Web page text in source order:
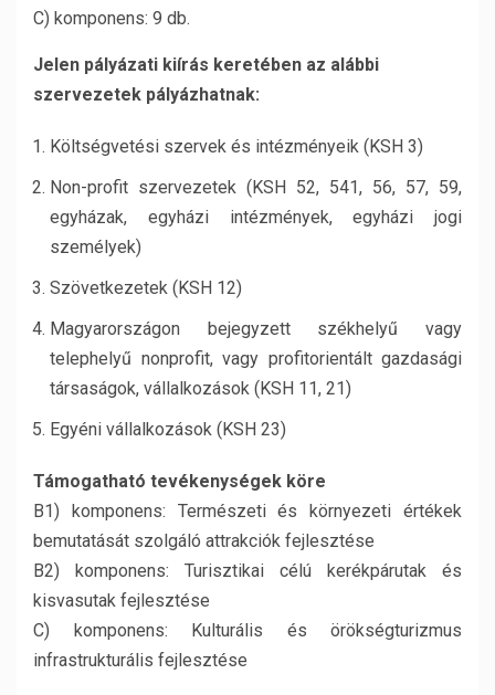
C) komponens: 9 db.
Jelen pályázati kiírás keretében az alábbi
szervezetek pályázhatnak:
Költségvetési szervek és intézményeik (KSH 3)
Non-profit szervezetek (KSH 52, 541, 56, 57, 59,
egyházak, egyházi intézmények, egyházi jogi
személyek)
Szövetkezetek (KSH 12)
Magyarországon bejegyzett székhelyű vagy
telephelyű nonprofit, vagy profitorientált gazdasági
társaságok, vállalkozások (KSH 11, 21)
Egyéni vállalkozások (KSH 23)
Támogatható tevékenységek köre
B1) komponens: Természeti és környezeti értékek
bemutatását szolgáló attrakciók fejlesztése
B2) komponens: Turisztikai célú kerékpárutak és
kisvasutak fejlesztése
C) komponens: Kulturális és örökségturizmus
infrastrukturális fejlesztése